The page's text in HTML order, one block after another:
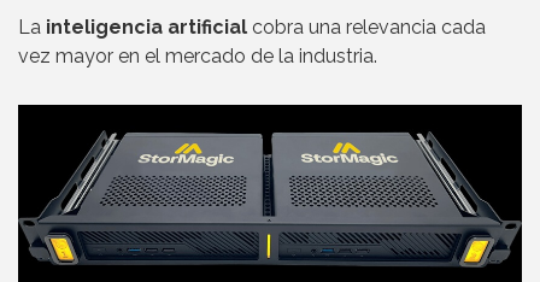
La inteligencia artificial cobra una relevancia cada
vez mayor en el mercado de la industria.